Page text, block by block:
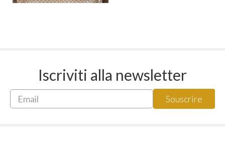
Iscriviti alla newsletter